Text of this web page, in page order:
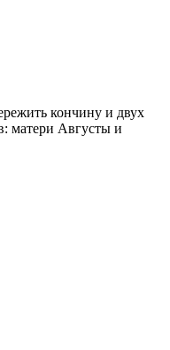
кончину и двух
матери Августы и